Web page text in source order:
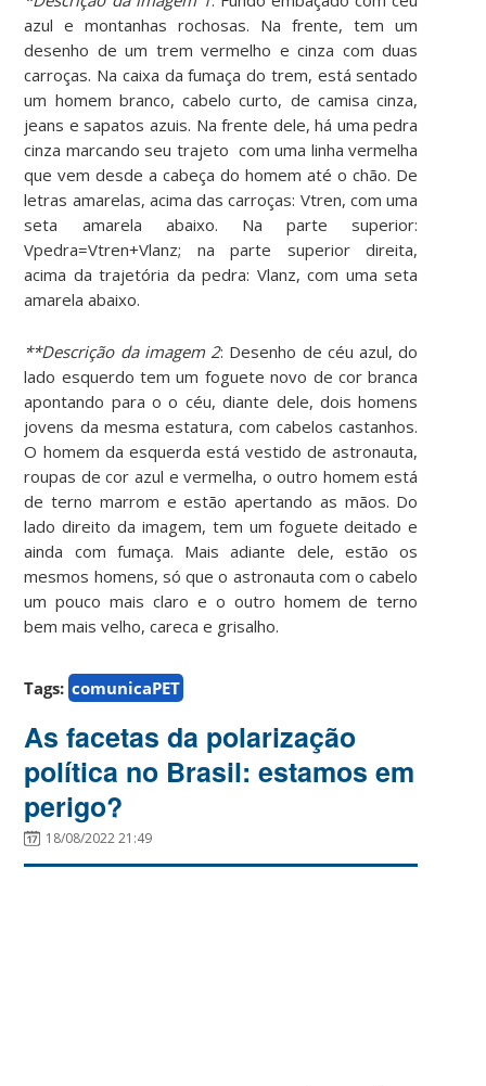
azul e montanhas rochosas. Na frente, tem um
desenho de um trem vermelho e cinza com duas
carroças. Na caixa da fumaça do trem, está sentado
um homem branco, cabelo curto, de camisa cinza,
jeans e sapatos azuis. Na frente dele, há uma pedra
cinza marcando seu trajeto com uma linha vermelha
que vem desde a cabeça do homem até o chão. De
letras amarelas, acima das carroças: Vtren, com uma
seta amarela abaixo. Na parte superior:
Vpedra=Vtren+Vlanz; na parte superior direita,
acima da trajetória da pedra: Vlanz, com uma seta
amarela abaixo.
**Descrição da imagem 2: Desenho de céu azul, do
lado esquerdo tem um foguete novo de cor branca
apontando para o o céu, diante dele, dois homens
jovens da mesma estatura, com cabelos castanhos.
O homem da esquerda está vestido de astronauta,
roupas de cor azul e vermelha, o outro homem está
de terno marrom e estão apertando as mãos. Do
lado direito da imagem, tem um foguete deitado e
ainda com fumaça. Mais adiante dele, estão os
mesmos homens, só que o astronauta com o cabelo
um pouco mais claro e o outro homem de terno
bem mais velho, careca e grisalho.
Tags: comunicaPET
As facetas da polarização
política no Brasil: estamos em
perigo?
18/08/2022 21:49